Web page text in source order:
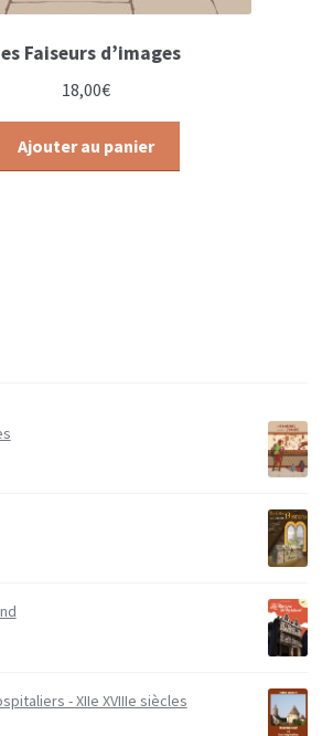
Faiseurs d’images
18,00€
Ajouter au panier
- XIIe XVIIIe siècles